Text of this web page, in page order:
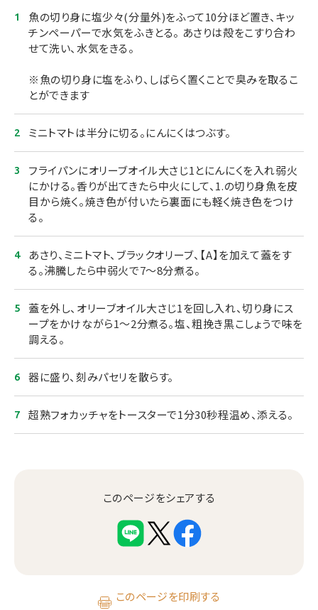
魚の切り身に塩少々(分量外)をふって10分ほど置き、キッ
チンペーパーで水気をふきとる。 あさりは殻をこすり合わ
せて洗い、水気をきる。
※魚の切り身に塩をふり、しばらく置くことで臭みを取るこ
とができます
ミニトマトは半分に切る。にんにくはつぶす。
フライパンにオリーブオイル大さじ1とにんにくを入れ弱火
にかける。香りが出てきたら中火にして、1.の切り身魚を皮
目から焼く。焼き色が付いたら裏面にも軽く焼き色をつけ
る。
あさり、ミニトマト、ブラックオリーブ、【A】を加えて蓋をす
る。沸騰したら中弱火で7～8分煮る。
蓋を外し、オリーブオイル大さじ1を回し入れ、切り身にス
ープをかけながら1～2分煮る。塩、粗挽き黒こしょうで味を
調える。
器に盛り、刻みパセリを散らす。
超熟フォカッチャをトースターで1分30秒程温め、添える。
このページをシェアする
このページを印刷する